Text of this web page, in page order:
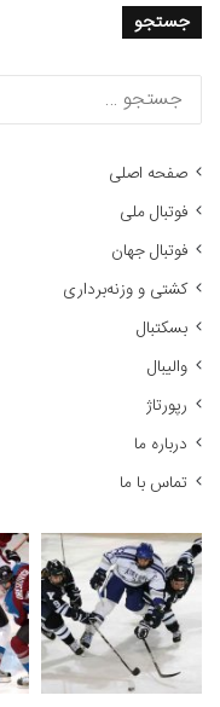
جستجو
صفحه اصلی
فوتبال ملی
فوتبال جهان
کشتی و وزنه‌برداری
بسکتبال
والیبال
رپورتاژ
درباره ما
تماس با ما